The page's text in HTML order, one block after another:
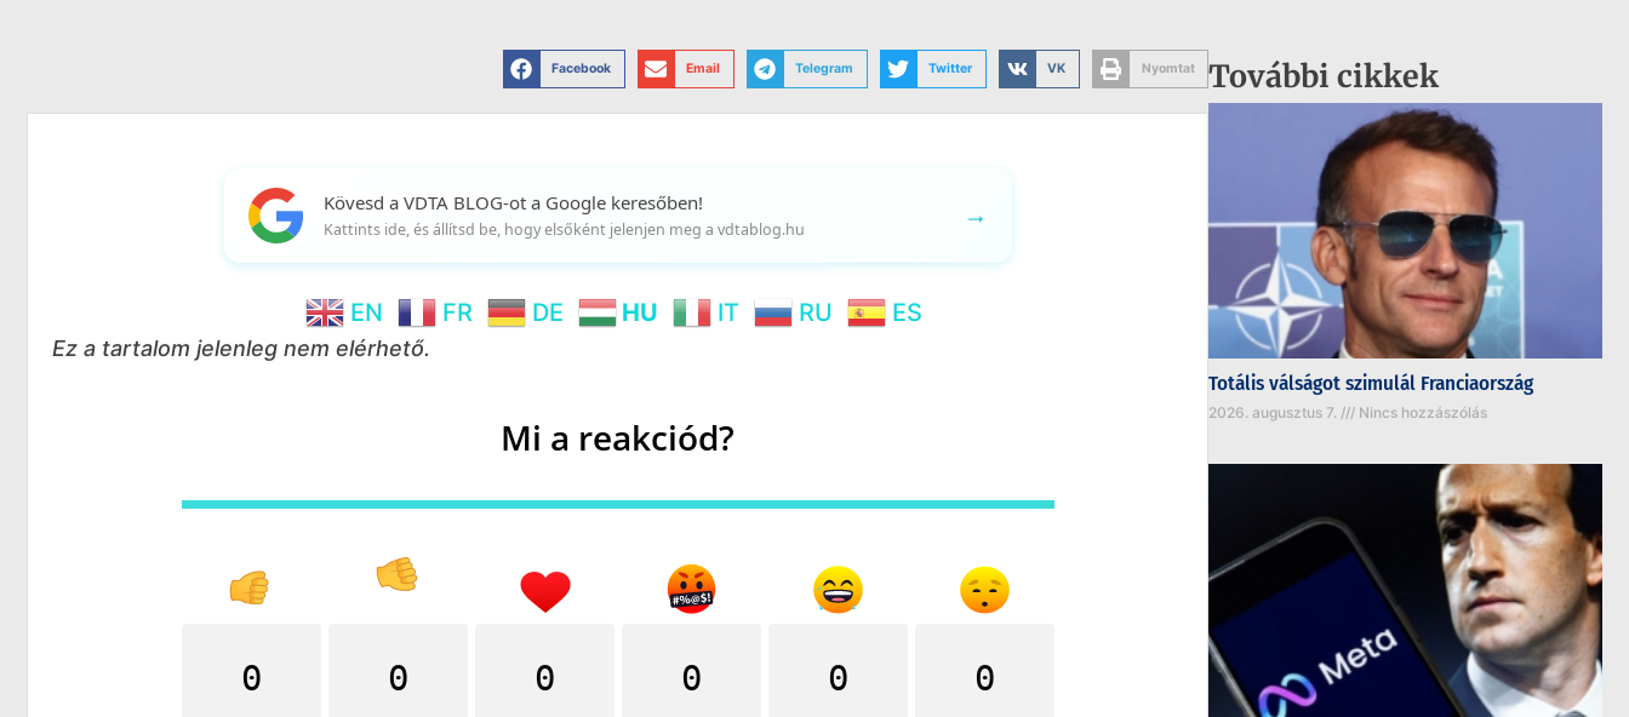
Facebook Email Telegram Twitter VK Nyomtat
Kövesd a VDTA BLOG-ot a Google keresőben!
Kattints ide, és állítsd be, hogy elsőként jelenjen meg a vdtablog.hu →
EN FR DE HU IT RU ES
Ez a tartalom jelenleg nem elérhető.
Mi a reakciód?
0 0 0 0 0 0
További cikkek
Totális válságot szimulál Franciaország
2026. augusztus 7. Nincs hozzászólás